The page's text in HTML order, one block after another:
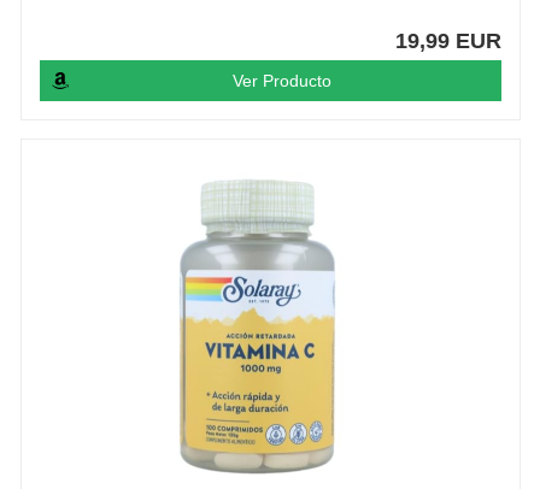
19,99 EUR
Ver Producto